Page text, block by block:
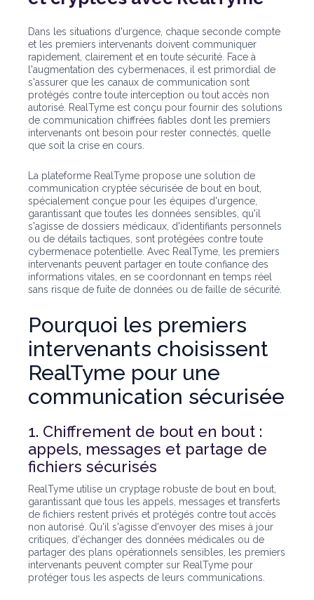
Dans les situations d'urgence, chaque seconde compte
et les premiers intervenants doivent communiquer
rapidement, clairement et en toute sécurité. Face à
l'augmentation des cybermenaces, il est primordial de
s'assurer que les canaux de communication sont
protégés contre toute interception ou tout accès non
autorisé. RealTyme est conçu pour fournir des solutions
de communication chiffrées fiables dont les premiers
intervenants ont besoin pour rester connectés, quelle
que soit la crise en cours.
La plateforme RealTyme propose une solution de
communication cryptée sécurisée de bout en bout,
spécialement conçue pour les équipes d'urgence,
garantissant que toutes les données sensibles, qu'il
s'agisse de dossiers médicaux, d'identifiants personnels
ou de détails tactiques, sont protégées contre toute
cybermenace potentielle. Avec RealTyme, les premiers
intervenants peuvent partager en toute confiance des
informations vitales, en se coordonnant en temps réel
sans risque de fuite de données ou de faille de sécurité.
Pourquoi les premiers
intervenants choisissent
RealTyme pour une
communication sécurisée
1. Chiffrement de bout en bout :
appels, messages et partage de
fichiers sécurisés
RealTyme utilise un cryptage robuste de bout en bout,
garantissant que tous les appels, messages et transferts
de fichiers restent privés et protégés contre tout accès
non autorisé. Qu'il s'agisse d'envoyer des mises à jour
critiques, d'échanger des données médicales ou de
partager des plans opérationnels sensibles, les premiers
intervenants peuvent compter sur RealTyme pour
protéger tous les aspects de leurs communications.